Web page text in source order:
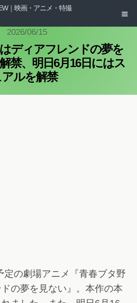
｜映画・アニメ・特撮
2026/06/15
はディアフレンドの夢を
禁、明日6月16日にはス
ルを解禁
定の劇場アニメ『青春ブタ野
の夢を見ない』。本作の本